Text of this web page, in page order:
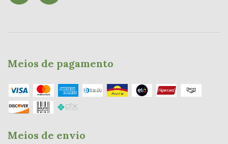
Meios de pagamento
Meios de envio